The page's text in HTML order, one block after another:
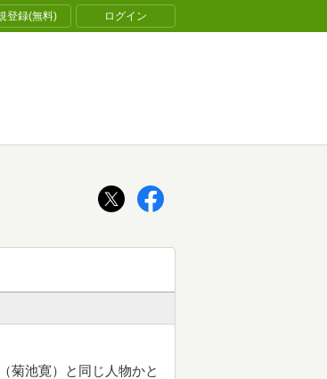
登録(無料) ログイン
菊池寛）と同じ人物かと